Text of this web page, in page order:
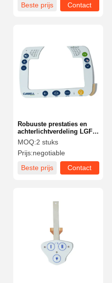
Beste prijs
Contact
Robuuste prestaties en
achterlichtverdeling LGF-
membraanschakelaars
voor moderne
toepassingen
MOQ:2 stuks
Prijs:negotiable
Beste prijs
Contact